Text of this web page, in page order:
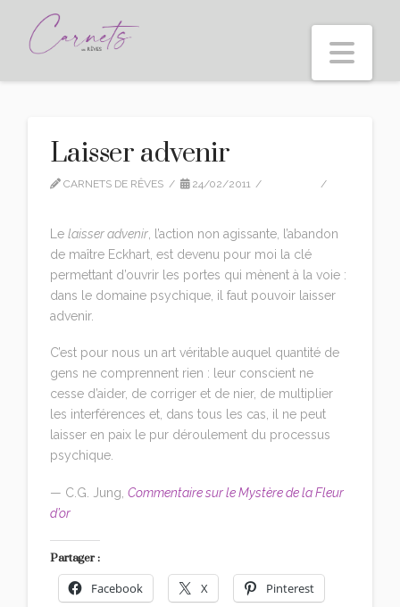
Laisser advenir
CARNETS DE RÊVES 24/02/2011
Lelaisser advenir , l’action non agissante, l’abandon
de maître Eckhart, est devenu pour moi la clé
permettant d’ouvrir les portes qui mènent à la voie :
dans le domaine psychique, il faut pouvoir laisser
advenir.
C’est pour nous un art véritable auquel quantité de
gens ne comprennent rien : leur conscient ne
cesse d’aider, de corriger et de nier, de multiplier
les interférences et, dans tous les cas, il ne peut
laisser en paix le pur déroulement du processus
psychique.
— C.G. Jung,Commentaire sur le Mystère de la Fleur
d’or
Partager :
Facebook X Pinterest